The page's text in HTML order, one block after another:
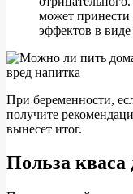
может
эффектов в виде
При беременности,
получите
вынесет итог.
Польза